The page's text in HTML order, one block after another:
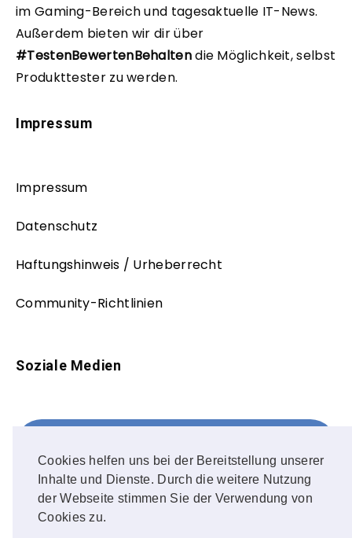
Cookies helfen uns bei der Bereitstellung unserer
Inhalte und Dienste. Durch die weitere Nutzung
der Webseite stimmen Sie der Verwendung von
Cookies zu.
im Gaming-Bereich und tagesaktuelle IT-News.
Außerdem bieten wir dir über
#TestenBewertenBehaltendie Möglichkeit, selbst
Produkttester zu werden.
Impressum
Impressum
Datenschutz
Haftungshinweis / Urheberrecht
Community-Richtlinien
Soziale Medien
FOLLOW ME!
Instagram
OUR PHOTOS!